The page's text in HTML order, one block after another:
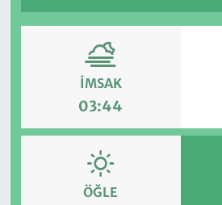
İMSAK
03:44
ÖĞLE